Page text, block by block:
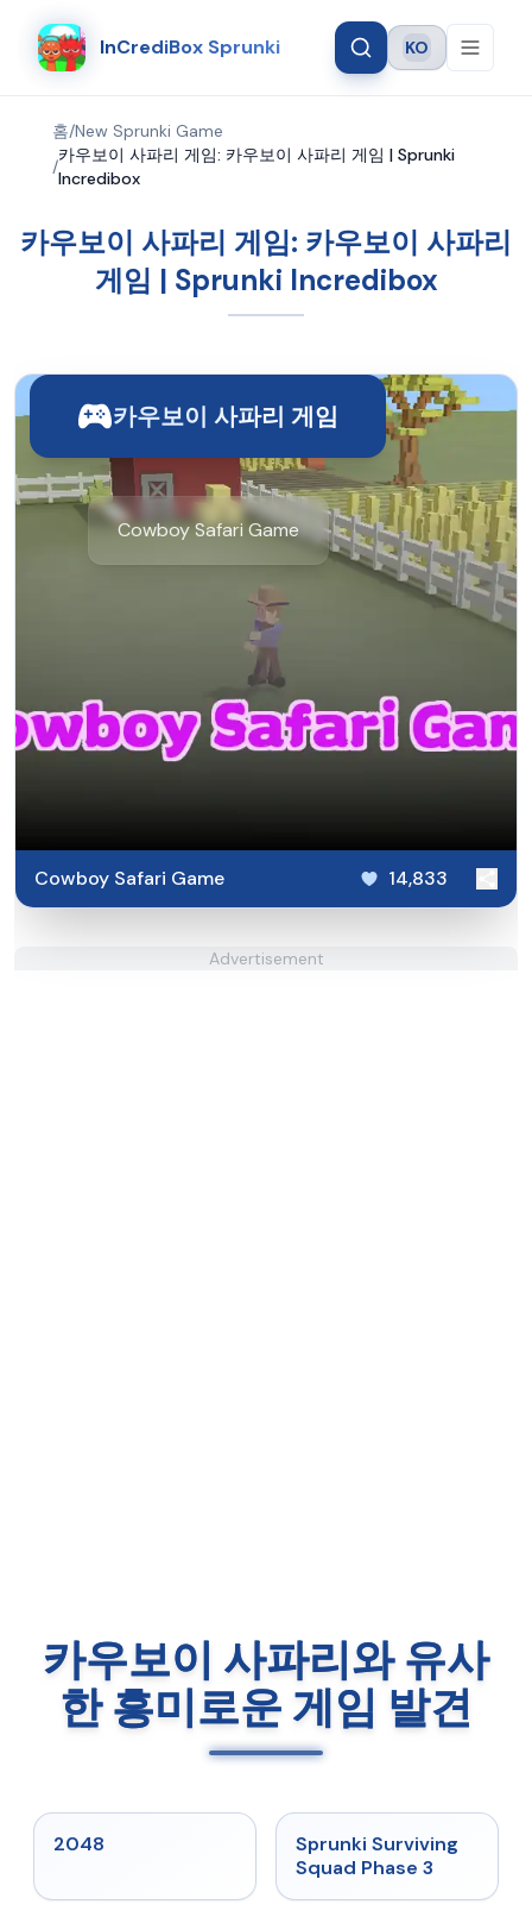
InCrediBox Sprunki Language
KO
홈/New Sprunki Game
/
카우보이 사파리 게임: 카우보이 사파리 게임 | Sprunki
Incredibox
카우보이 사파리 게임: 카우보이 사파리
게임 | Sprunki Incredibox
카우보이 사파리 게임
Cowboy Safari Game
Cowboy Safari Game 14,833
Advertisement
카우보이 사파리와 유사
한 흥미로운 게임 발견
2048 ★ 4.7
Sprunki Surviving
Squad Phase 3